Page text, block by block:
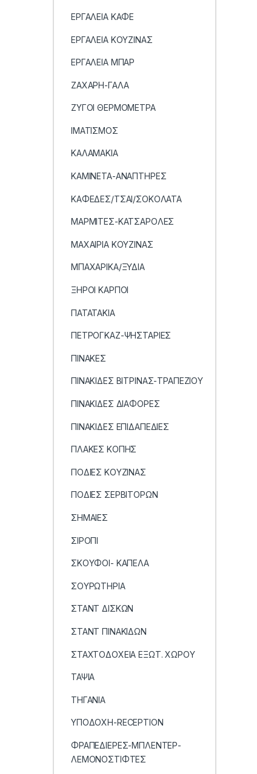
ΕΡΓΑΛΕΙΑ ΚΑΦΕ
ΕΡΓΑΛΕΙΑ ΚΟΥΖΙΝΑΣ
ΕΡΓΑΛΕΙΑ ΜΠΑΡ
ΖΑΧΑΡΗ-ΓΑΛΑ
ΖΥΓΟΙ ΘΕΡΜΟΜΕΤΡΑ
ΙΜΑΤΙΣΜΟΣ
ΚΑΛΑΜΑΚΙΑ
ΚΑΜΙΝΕΤΑ-ΑΝΑΠΤΗΡΕΣ
ΚΑΦΕΔΕΣ/ΤΣΑΙ/ΣΟΚΟΛΑΤΑ
ΜΑΡΜΙΤΕΣ-ΚΑΤΣΑΡΟΛΕΣ
ΜΑΧΑΙΡΙΑ ΚΟΥΖΙΝΑΣ
ΜΠΑΧΑΡΙΚΑ/ΞΥΔΙΑ
ΞΗΡΟΙ ΚΑΡΠΟΙ
ΠΑΤΑΤΑΚΙΑ
ΠΕΤΡΟΓΚΑΖ-ΨΗΣΤΑΡΙΕΣ
ΠΙΝΑΚΕΣ
ΠΙΝΑΚΙΔΕΣ ΒΙΤΡΙΝΑΣ-ΤΡΑΠΕΖΙΟΥ
ΠΙΝΑΚΙΔΕΣ ΔΙΑΦΟΡΕΣ
ΠΙΝΑΚΙΔΕΣ ΕΠΙΔΑΠΕΔΙΕΣ
ΠΛΑΚΕΣ ΚΟΠΗΣ
ΠΟΔΙΕΣ ΚΟΥΖΙΝΑΣ
ΠΟΔΙΕΣ ΣΕΡΒΙΤΟΡΩΝ
ΣΗΜΑΙΕΣ
ΣΙΡΟΠΙ
ΣΚΟΥΦΟΙ- ΚΑΠΕΛΑ
ΣΟΥΡΩΤΗΡΙΑ
ΣΤΑΝΤ ΔΙΣΚΩΝ
ΣΤΑΝΤ ΠΙΝΑΚΙΔΩΝ
ΣΤΑΧΤΟΔΟΧΕΙΑ ΕΞΩΤ. ΧΩΡΟΥ
ΤΑΨΙΑ
ΤΗΓΑΝΙΑ
ΥΠΟΔΟΧΗ-RECEPTION
ΦΡΑΠΕΔΙΕΡΕΣ-ΜΠΛΕΝΤΕΡ-
ΛΕΜΟΝΟΣΤΙΦΤΕΣ